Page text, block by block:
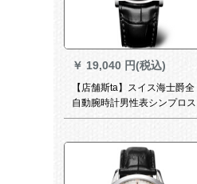
￥ 19,040 円(税込)
【店舗斯ta】スイス海士爵全
自動腕時計男性表シンプロス
コープスタイルフルーショデ
デカン大規模な文字盤鉄分機
械男子表金黒面の銀釘